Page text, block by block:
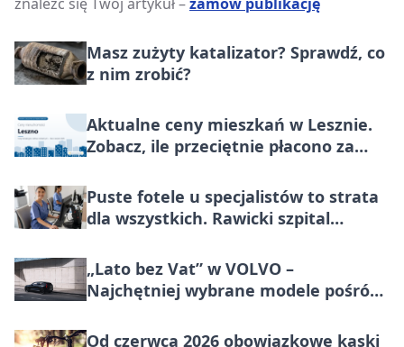
Masz zużyty katalizator? Sprawdź, co
z nim zrobić?
Aktualne ceny mieszkań w Lesznie.
Zobacz, ile przeciętnie płacono za
2026
Puste fotele u specjalistów to strata
dla wszystkich. Rawicki szpital
„Lato bez Vat” w VOLVO –
Najchętniej wybrane modele pośród
korzystniej o wartość większą niż VAT
Od czerwca 2026 obowiązkowe kaski